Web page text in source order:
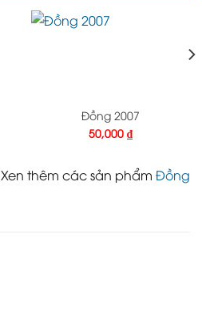
Đồng 2007
50,000 ₫
Xen thêm các sản phẩm Đồng